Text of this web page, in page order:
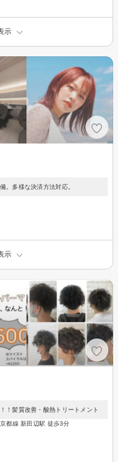
示
。多様な決済方法対応。
示
！髪質改善・酸熱トリートメント
都線 新田辺駅 徒歩3分